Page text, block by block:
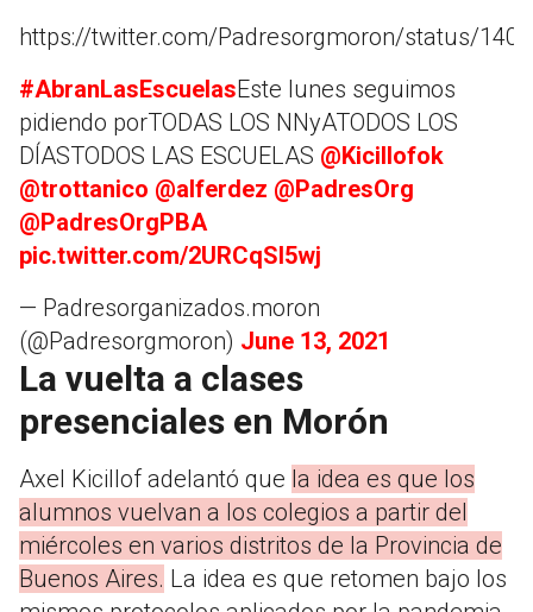
https://twitter.com/Padresorgmoron/status/
#AbranLasEscuelasEste lunes seguimos
pidiendo porTODAS LOS NNyATODOS LOS
DÍASTODOS LAS ESCUELAS @Kicillofok
@trottanico @alferdez @PadresOrg
@PadresOrgPBA
pic.twitter.com/2URCqSl5wj
— Padresorganizados.moron
(@Padresorgmoron) June 13, 2021
La vuelta a clases
presenciales en Morón
Axel Kicillof adelantó que la idea es que los
alumnos vuelvan a los colegios a partir del
miércoles en varios distritos de la Provincia de
Buenos Aires. La idea es que retomen bajo los